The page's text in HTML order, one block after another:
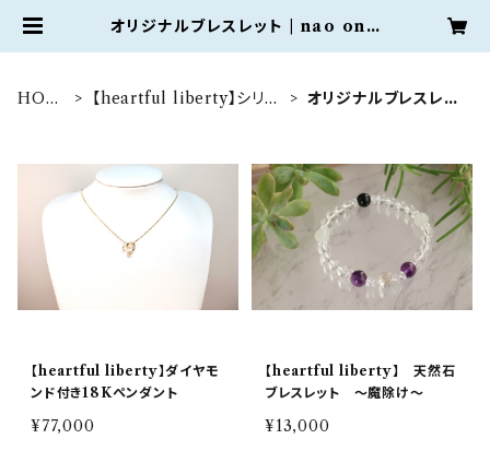
オリジナルブレスレット | nao onli
HOM
【heartful liberty】シリー
オリジナルブレスレッ
【heartful liberty】ダイヤモ
ンド付き18Kペンダント
¥77,000
【heartful liberty】 天然石
ブレスレット 〜魔除け〜
¥13,000